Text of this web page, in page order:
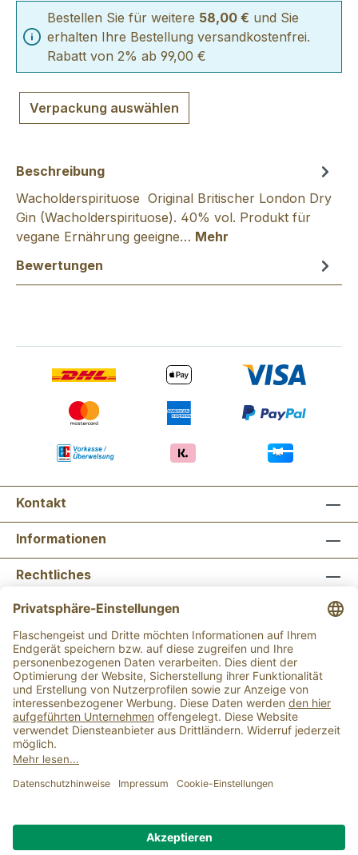
Bestellen Sie für weitere 58,00 € und Sie
erhalten Ihre Bestellung versandkostenfrei.
Rabatt von 2% ab 99,00 €
Verpackung auswählen
Beschreibung
Wacholderspirituose Original Britischer London Dry
Gin (Wacholderspirituose). 40% vol. Produkt für
vegane Ernährung geeigne… Mehr
Bewertungen
Kontakt
Informationen
Rechtliches
Newsletter abonnieren
Flaschengeist Bonn Flaschengeist Münster
Alle Preise inkl. gesetzl. Mehrwertsteuer zzgl.
Versandkosten
beträgt 15,00 €.